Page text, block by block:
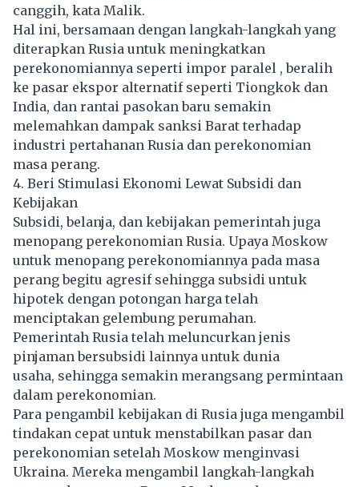
canggih, kata Malik.
Hal ini, bersamaan dengan langkah-langkah yang
diterapkan Rusia untuk meningkatkan
perekonomiannya seperti impor paralel , beralih
ke pasar ekspor alternatif seperti Tiongkok dan
India, dan rantai pasokan baru semakin
melemahkan dampak sanksi Barat terhadap
industri pertahanan Rusia dan perekonomian
masa perang.
4. Beri Stimulasi Ekonomi Lewat Subsidi dan
Kebijakan
Subsidi, belanja, dan kebijakan pemerintah juga
menopang perekonomian Rusia. Upaya Moskow
untuk menopang perekonomiannya pada masa
perang begitu agresif sehingga subsidi untuk
hipotek dengan potongan harga telah
menciptakan gelembung perumahan.
Pemerintah Rusia telah meluncurkan jenis
pinjaman bersubsidi lainnya untuk dunia
usaha, sehingga semakin merangsang permintaan
dalam perekonomian.
Para pengambil kebijakan di Rusia juga mengambil
tindakan cepat untuk menstabilkan pasar dan
perekonomian setelah Moskow menginvasi
Ukraina. Mereka mengambil langkah-langkah